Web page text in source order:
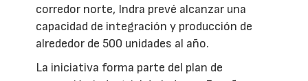
corredor norte, Indra prevé alcanzar una
capacidad de integración y producción de
alrededor de 500 unidades al año.
La iniciativa forma parte del plan de